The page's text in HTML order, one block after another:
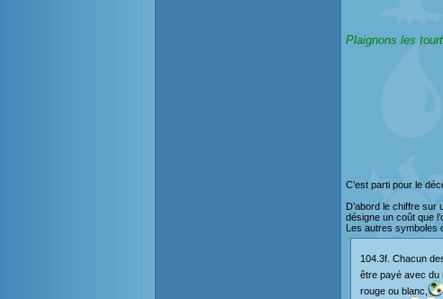
Plaignons les
C’est parti pour le
D’abord le chiffre sur
désigne un coût que
Les autres symboles
104.3f. Chacun
être payé avec du
rouge ou blanc,